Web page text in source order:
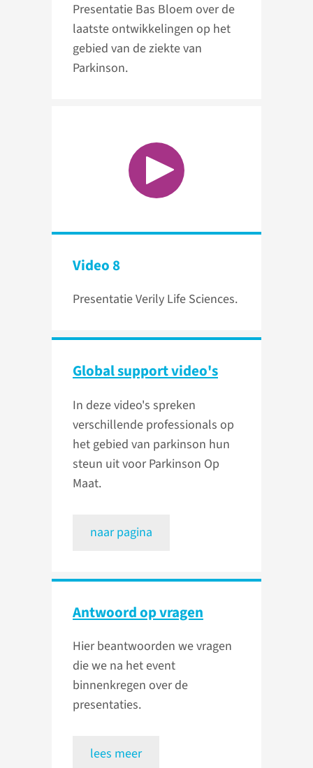
Presentatie Bas Bloem over de
laatste ontwikkelingen op het
gebied van de ziekte van
Parkinson.
Video 8
Presentatie Verily Life Sciences.
Global support video's
In deze video's spreken
verschillende professionals op
het gebied van parkinson hun
steun uit voor Parkinson Op
Maat.
naar pagina
Antwoord op vragen
Hier beantwoorden we vragen
die we na het event
binnenkregen over de
presentaties.
lees meer